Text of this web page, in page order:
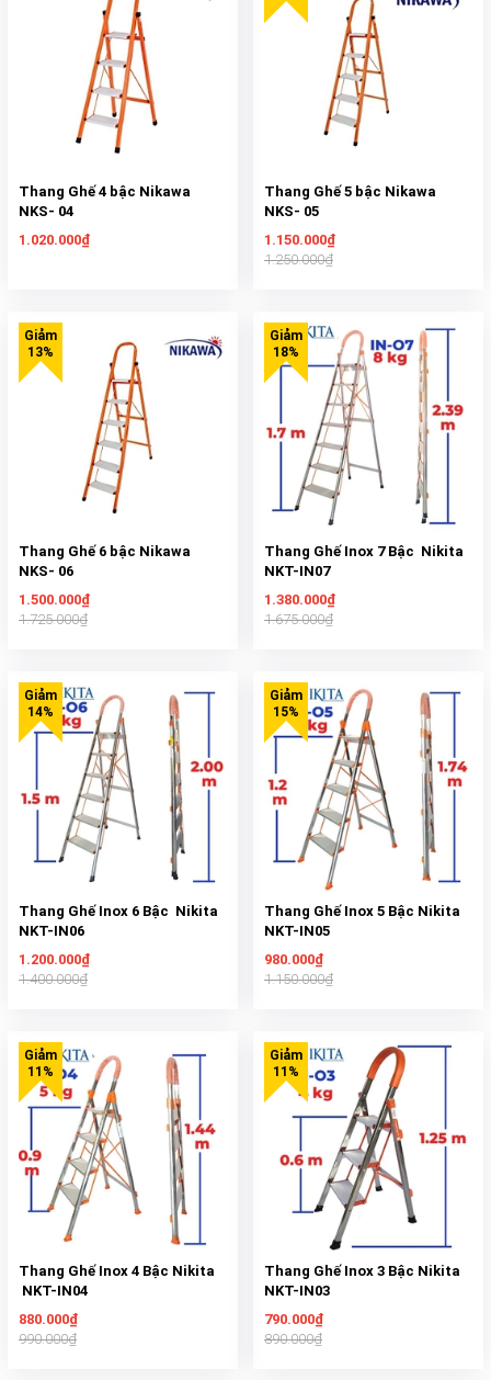
Thang Ghế 4 bậc Nikawa
NKS- 04
1.020.000₫
Thang Ghế 5 bậc Nikawa
NKS- 05
1.150.000₫
1.250.000₫
Thang Ghế 6 bậc Nikawa
NKS- 06
1.500.000₫
1.725.000₫
Thang Ghế Inox 7 Bậc Nikita
NKT-IN07
1.380.000₫
1.675.000₫
Thang Ghế Inox 6 Bậc Nikita
NKT-IN06
1.200.000₫
1.400.000₫
Thang Ghế Inox 5 Bậc Nikita
NKT-IN05
980.000₫
1.150.000₫
Thang Ghế Inox 4 Bậc Nikita
NKT-IN04
880.000₫
990.000₫
Thang Ghế Inox 3 Bậc Nikita
NKT-IN03
790.000₫
890.000₫